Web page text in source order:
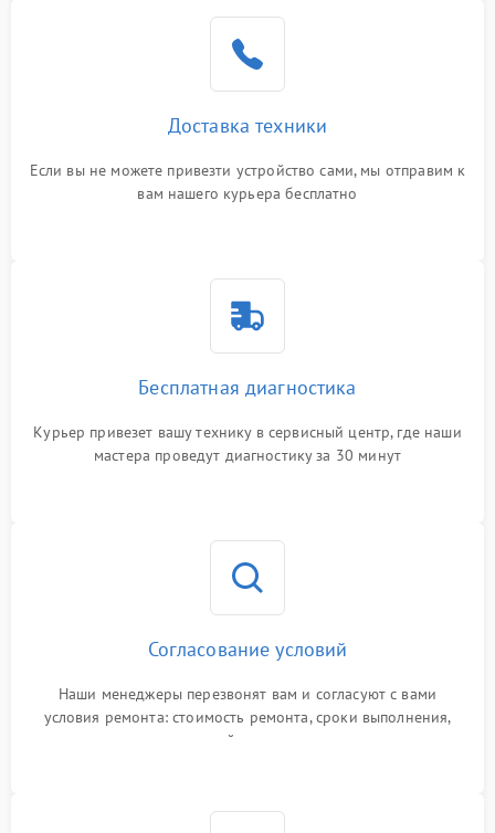
Доставка техники
Если вы не можете привезти устройство сами, мы отправим к
вам нашего курьера бесплатно
Бесплатная диагностика
Курьер привезет вашу технику в сервисный центр, где наши
мастера проведут диагностику за 30 минут
Согласование условий
Наши менеджеры перезвонят вам и согласуют с вами
условия ремонта: стоимость ремонта, сроки выполнения,
гарантийные условия